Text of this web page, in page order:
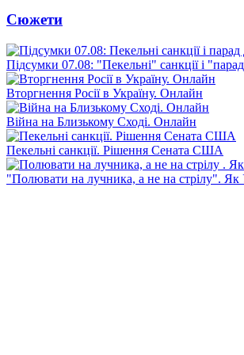
Сюжети
Підсумки 07.08: "Пекельні" санкції і
Вторгнення Росії в Україну. Онлайн
Війна на Близькому Сході. Онлайн
Пекельні санкції. Рішення Сената США
"Полювати на лучника, а не на стрілу". Як